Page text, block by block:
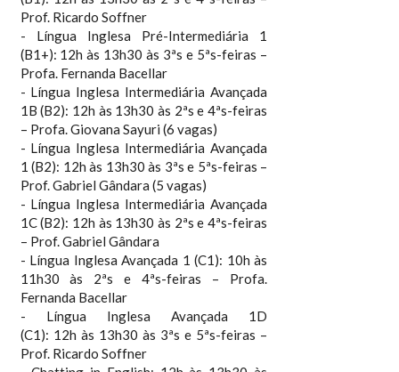
Prof. Ricardo Soffner
- Língua Inglesa Pré-Intermediária 1
(B1+): 12h às 13h30 às 3ªs e 5ªs-feiras –
Profa. Fernanda Bacellar
- Língua Inglesa Intermediária Avançada
1B (B2): 12h às 13h30 às 2ªs e 4ªs-feiras
– Profa. Giovana Sayuri (6 vagas)
- Língua Inglesa Intermediária Avançada
1 (B2): 12h às 13h30 às 3ªs e 5ªs-feiras –
Prof. Gabriel Gândara (5 vagas)
- Língua Inglesa Intermediária Avançada
1C (B2): 12h às 13h30 às 2ªs e 4ªs-feiras
– Prof. Gabriel Gândara
- Língua Inglesa Avançada 1 (C1): 10h às
11h30 às 2ªs e 4ªs-feiras – Profa.
Fernanda Bacellar
- Língua Inglesa Avançada 1D
(C1): 12h às 13h30 às 3ªs e 5ªs-feiras –
Prof. Ricardo Soffner